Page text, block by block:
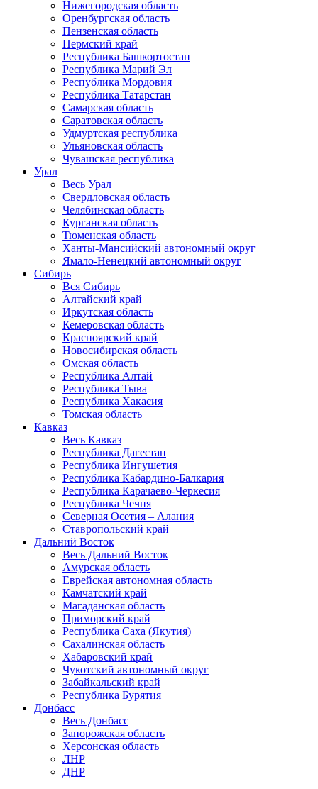
Нижегородская область
Оренбургская область
Пензенская область
Пермский край
Республика Башкортостан
Республика Марий Эл
Республика Мордовия
Республика Татарстан
Самарская область
Саратовская область
Удмуртская республика
Ульяновская область
Чувашская республика
Урал
Весь Урал
Свердловская область
Челябинская область
Курганская область
Тюменская область
Ханты-Мансийский автономный округ
Ямало-Ненецкий автономный округ
Сибирь
Вся Сибирь
Алтайский край
Иркутская область
Кемеровская область
Красноярский край
Новосибирская область
Омская область
Республика Алтай
Республика Тыва
Республика Хакасия
Томская область
Кавказ
Весь Кавказ
Республика Дагестан
Республика Ингушетия
Республика Кабардино-Балкария
Республика Карачаево-Черкесия
Республика Чечня
Северная Осетия – Алания
Ставропольский край
Дальний Восток
Весь Дальний Восток
Амурская область
Еврейская автономная область
Камчатский край
Магаданская область
Приморский край
Республика Саха (Якутия)
Сахалинская область
Хабаровский край
Чукотский автономный округ
Забайкальский край
Республика Бурятия
Донбасс
Весь Донбасс
Запорожская область
Херсонская область
ЛНР
ДНР